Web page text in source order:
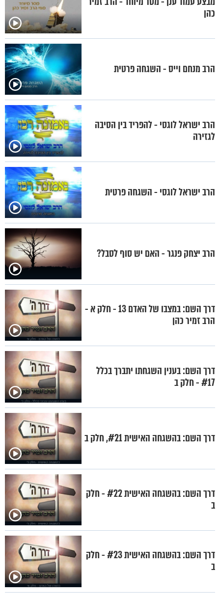
כהן
הרב מנחם וייס - השגחה פרטית
הרב ישראל לוגסי - להפריד בין הסיבה
לגזירה
הרב ישראל לוגסי - השגחה פרטית
הרב יצחק פנגר - האם יש סוף לסבל?
דרך השם: במצבו של האדם 13 - חלק א -
הרב זמיר כהן
דרך השם: בענין השגחתו יתברך בכלל
#17 - חלק ב
דרך השם: בהשגחה האישית #21, חלק ב
דרך השם: בהשגחה האישית #22 - חלק
ב
דרך השם: בהשגחה האישית #23 - חלק
ב